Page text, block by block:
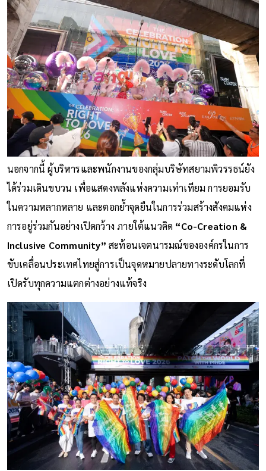
นอกจากนี้ ผู้บริหารและพนักงานของกลุ่มบริษัทสยามพิวรรธน์ยัง
ได้ร่วมเดินขบวน เพื่อแสดงพลังแห่งความเท่าเทียม การยอมรับ
ในความหลากหลาย และตอกย้ำจุดยืนในการร่วมสร้างสังคมแห่ง
การอยู่ร่วมกันอย่างเปิดกว้าง ภายใต้แนวคิด “Co-Creation &
Inclusive Community”สะท้อนเจตนารมณ์ขององค์กรในการ
ขับเคลื่อนประเทศไทยสู่การเป็นจุดหมายปลายทางระดับโลกที่
เปิดรับทุกความแตกต่างอย่างแท้จริง